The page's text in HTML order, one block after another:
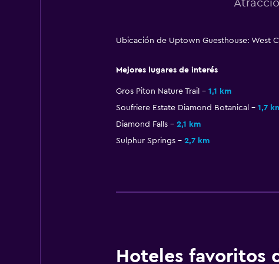
Ubicación de Uptown Guesthouse: West
Mejores lugares de interés
Gros Piton Nature Trail 1,1 km
Soufriere Estate Diamond Botanical
1,7
Diamond Falls
2,1 km
Sulphur Springs
2,7 km
Hoteles favoritos